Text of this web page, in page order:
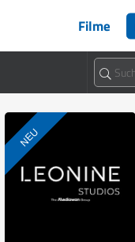
Filme
NEU